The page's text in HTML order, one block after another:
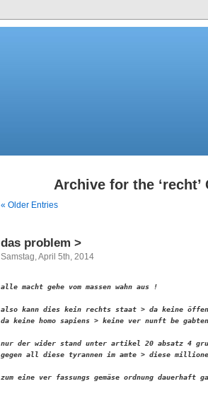
Archive for the ‘recht’
« Older Entries
das problem >
Samstag, April 5th, 2014
alle macht gehe vom massen wahn aus !
also kann dies kein rechts staat > da keine
da keine homo sapiens > keine ver nunft be
nur der wider stand unter artikel 20 absatz 4
gegen all diese tyrannen im amte > diese
zum eine ver fassungs gemäse ordnung